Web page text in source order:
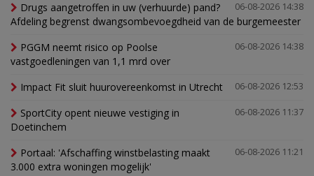
06-08-2026 14:38
Drugs aangetroffen in uw (verhuurde) pand?
Afdeling begrenst dwangsombevoegdheid van de burgemeester
06-08-2026 14:38
PGGM neemt risico op Poolse
vastgoedleningen van 1,1 mrd over
06-08-2026 12:53
Impact Fit sluit huurovereenkomst in Utrecht
06-08-2026 11:37
SportCity opent nieuwe vestiging in
Doetinchem
06-08-2026 11:21
Portaal: 'Afschaffing winstbelasting maakt
3.000 extra woningen mogelijk'